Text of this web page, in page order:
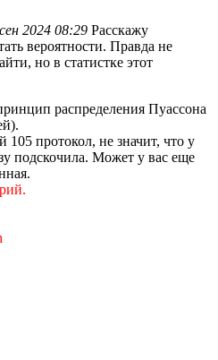
2024 08:29 Расскажу
вероятности. Правда не
но в статистке этот
распределения Пуассона
протокол, не значит, что у
подскочила. Может у вас еще